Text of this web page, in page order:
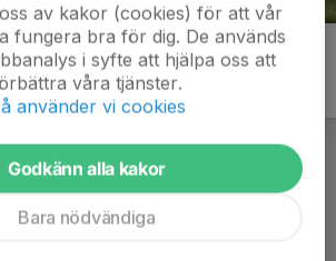
av kakor (cookies) för att vår
fungera bra för dig. De används
i syfte att hjälpa oss att
våra tjänster.
använder vi cookies
Godkänn alla kakor
Bara nödvändiga